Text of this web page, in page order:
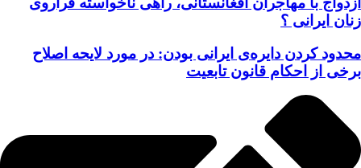
زنان ایرانی ؟
محدود کردن دایره‌ی ایرانی بودن: در مورد لایحه اصلاح
برخی از احکام قانون تابعیت